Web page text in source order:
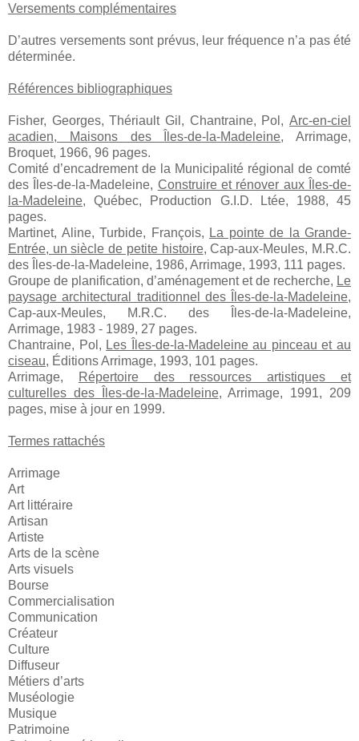
Versements complémentaires
D’autres versements sont prévus, leur fréquence n’a pas été
déterminée.
Références bibliographiques
Fisher, Georges, Thériault Gil, Chantraine, Pol, Arc-en-ciel
acadien, Maisons des Îles-de-la-Madeleine, Arrimage,
Broquet, 1966, 96 pages.
Comité d’encadrement de la Municipalité régional de comté
des Îles-de-la-Madeleine, Construire et rénover aux Îles-de-
la-Madeleine, Québec, Production G.I.D. Ltée, 1988, 45
pages.
Martinet, Aline, Turbide, François, La pointe de la Grande-
Entrée, un siècle de petite histoire, Cap-aux-Meules, M.R.C.
des Îles-de-la-Madeleine, 1986, Arrimage, 1993, 111 pages.
Groupe de planification, d’aménagement et de recherche, Le
paysage architectural traditionnel des Îles-de-la-Madeleine,
Cap-aux-Meules, M.R.C. des Îles-de-la-Madeleine,
Arrimage, 1983 - 1989, 27 pages.
Chantraine, Pol, Les Îles-de-la-Madeleine au pinceau et au
ciseau, Éditions Arrimage, 1993, 101 pages.
Arrimage,
Répertoire des ressources artistiques et
culturelles des Îles-de-la-Madeleine, Arrimage, 1991, 209
pages, mise à jour en 1999.
Termes rattachés
Arrimage
Art
Art littéraire
Artisan
Artiste
Arts de la scène
Arts visuels
Bourse
Commercialisation
Communication
Créateur
Culture
Diffuseur
Métiers d’arts
Muséologie
Musique
Patrimoine